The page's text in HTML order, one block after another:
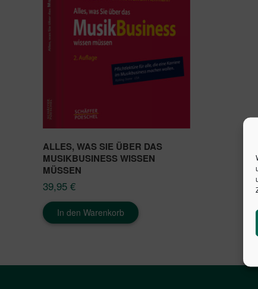
ALLES, WAS SIE ÜBER DAS
MUSIKBUSINESS WISSEN
MÜSSEN
39,95 €
In den Warenkorb